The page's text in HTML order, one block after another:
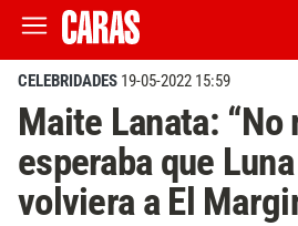
CELEBRIDADES 19-05-2022 15:59
Maite Lanata: “No
esperaba que
volviera a El